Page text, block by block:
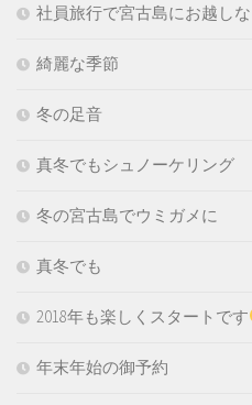
社員旅行で宮古島にお越し
綺麗な季節
冬の足音
真冬でもシュノーケリング
冬の宮古島でウミガメに
真冬でも
2018年も楽しくスタートです
年末年始の御予約